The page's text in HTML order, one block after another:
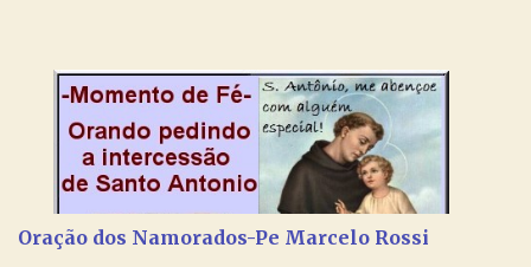
no programa de rádio Momento de Fé, pela cura dos
relacionamentos. Seu relacionamento está doente? Você está
sofrendo? Então ouça o Momento de Fé e entre nesta corrente
de orações abençoadas, d eixe o Amor Ágape de Jesus curar e
restaurar você e seu relacionamento. Adriana-Devoção e Fé
separados, devido ao envolvimento de outras pessoas no
Oração dos Namorados-Pe Marcelo Rossi